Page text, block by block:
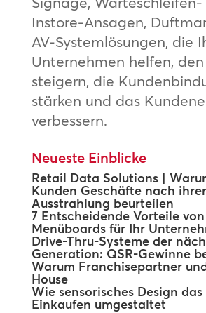
Instore-Ansagen,
AV-Systemlösungen, die
Unternehmen helfen,
steigern, die
stärken und das
verbessern.
Neueste Einblicke
Retail Data Solutions |
Kunden Geschäfte nach ihrer
Ausstrahlung beurteilen
7 Entscheidende Vorteile
Menüboards für Ihr
Drive-Thru-Systeme der
Generation: QSR-Gewinne
Warum Franchisepartner
House
Wie sensorisches Design
Einkaufen umgestaltet